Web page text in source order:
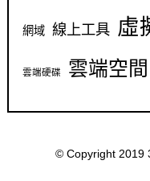
網域 線上工具 虛
雲端硬碟 雲端空間
© Copyright 2019